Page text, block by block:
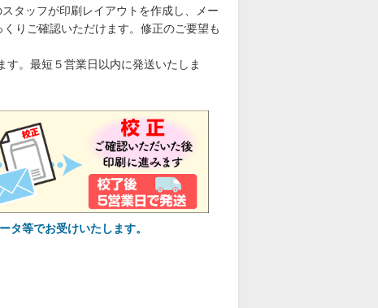
タッフが印刷レイアウトを作成し、メー
りご確認いただけます。修正のご要望も
。最短５営業日以内に発送いたしま
タ等でお受けいたします。